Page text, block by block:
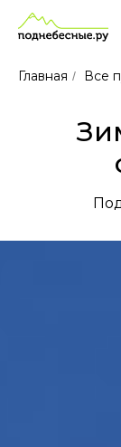
Главная / Все